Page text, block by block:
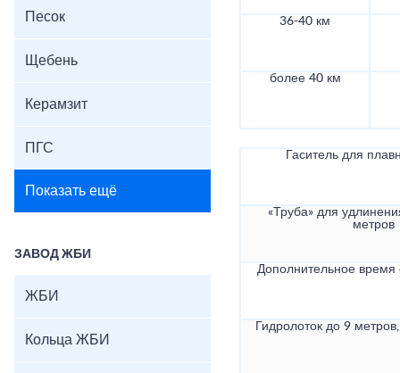
Песок
Щебень
Керамзит
ПГС
Показать ещё
ЗАВОД ЖБИ
ЖБИ
Кольца ЖБИ
36-40 км
более 40 км
Гаситель для
«Труба» для
метров
Дополнительное
Гидролоток до 9